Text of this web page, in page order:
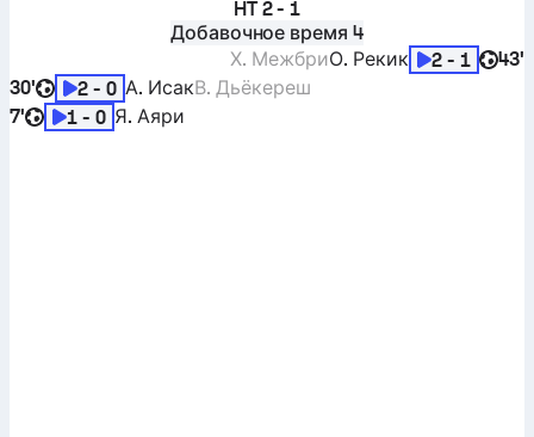
HT 2 - 1
Добавочное время 4
43'
2 - 1
О. Рекик
Х. Межбри
30'
2 - 0 А. ИсакВ. Дьёкереш
7'
1 - 0 Я. Аяри